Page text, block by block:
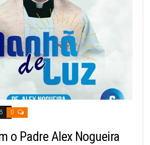
0
o Padre Alex Nogueira